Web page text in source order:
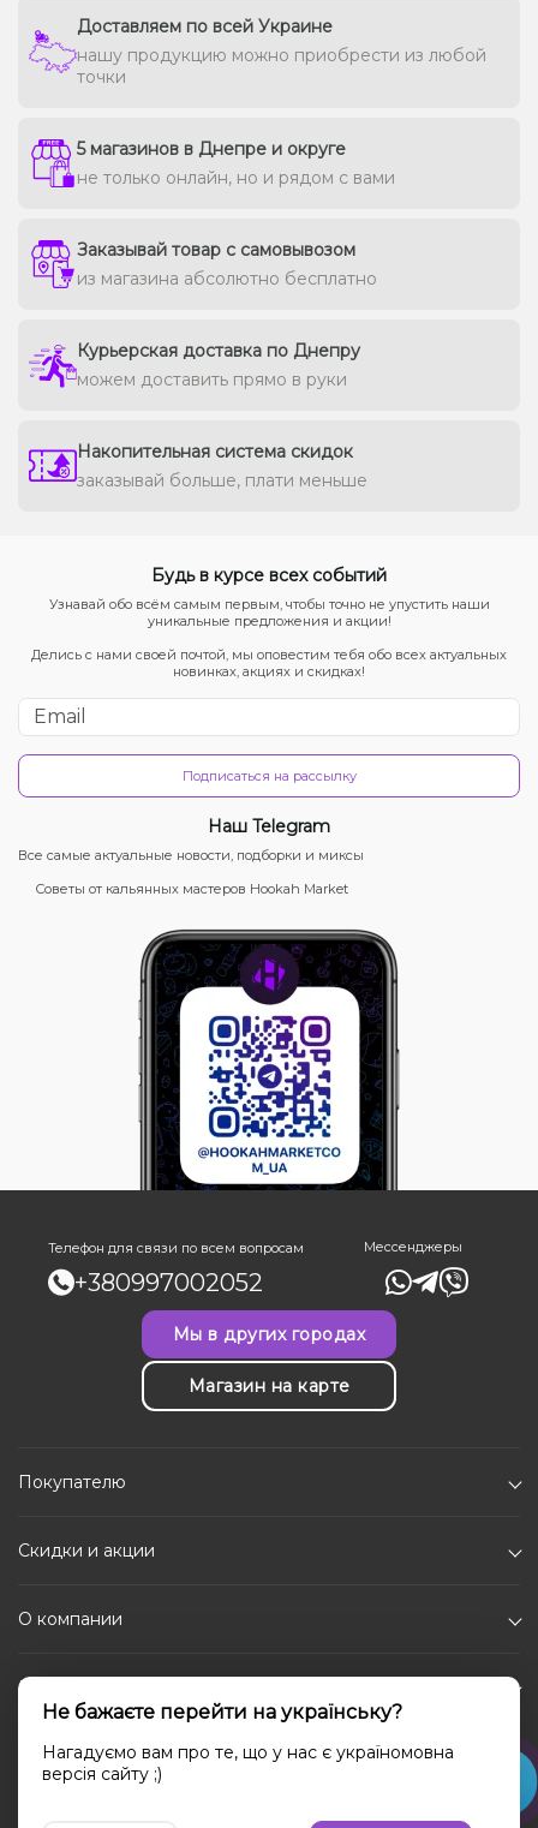
Доставляем по всей Украине
нашу продукцию можно приобрести из любой
точки
5 магазинов в Днепре и округе
не только онлайн, но и рядом с вами
Заказывай товар с самовывозом
из магазина абсолютно бесплатно
Курьерская доставка по Днепру
можем доставить прямо в руки
Накопительная система скидок
заказывай больше, плати меньше
Будь в курсе всех событий
Узнавай обо всём самым первым, чтобы точно не упустить наши
уникальные предложения и акции!
Делись с нами своей почтой, мы оповестим тебя обо всех актуальных
новинках, акциях и скидках!
Подписаться на рассылку
Наш Telegram
Все самые актуальные новости, подборки и миксы
Советы от кальянных мастеров Hookah Market
Телефон для связи по всем вопросам
+380997002052
Мессенджеры
Мы в других городах
Магазин на карте
Покупателю
Скидки и акции
О компании
Каталог
Социальные сети
Не бажаєте перейти на українську?
Нагадуємо вам про те, що у нас є україномовна
версія сайту ;)